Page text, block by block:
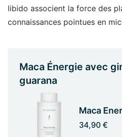
libido associent la force des
connaissances pointues en
Maca Énergie avec
guarana
Maca
34,90 €